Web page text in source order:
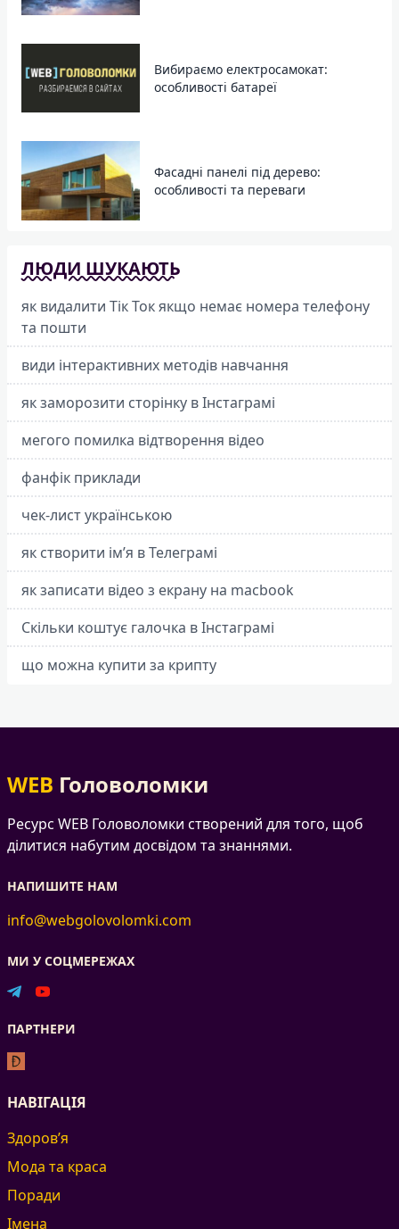
Вибираємо електросамокат:
особливості батареї
Фасадні панелі під дерево:
особливості та переваги
ЛЮДИ ШУКАЮТЬ
як видалити Тік Ток якщо немає номера телефону
та пошти
види інтерактивних методів навчання
як заморозити сторінку в Інстаграмі
мегого помилка відтворення відео
фанфік приклади
чек-лист українською
як створити ім’я в Телеграмі
як записати відео з екрану на macbook
Скільки коштує галочка в Інстаграмі
що можна купити за крипту
WEB Головоломки
Ресурс WEB Головоломки створений для того, щоб
ділитися набутим досвідом та знаннями.
НАПИШИТЕ НАМ
info@webgolovolomki.com
МИ У СОЦМЕРЕЖАХ
ПАРТНЕРИ
НАВІГАЦІЯ
Здоров’я
Мода та краса
Поради
Імена